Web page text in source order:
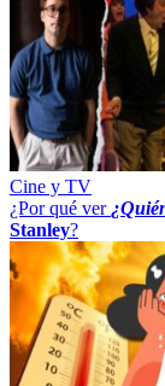
Cine y TV
¿Por qué ver
Stanley?